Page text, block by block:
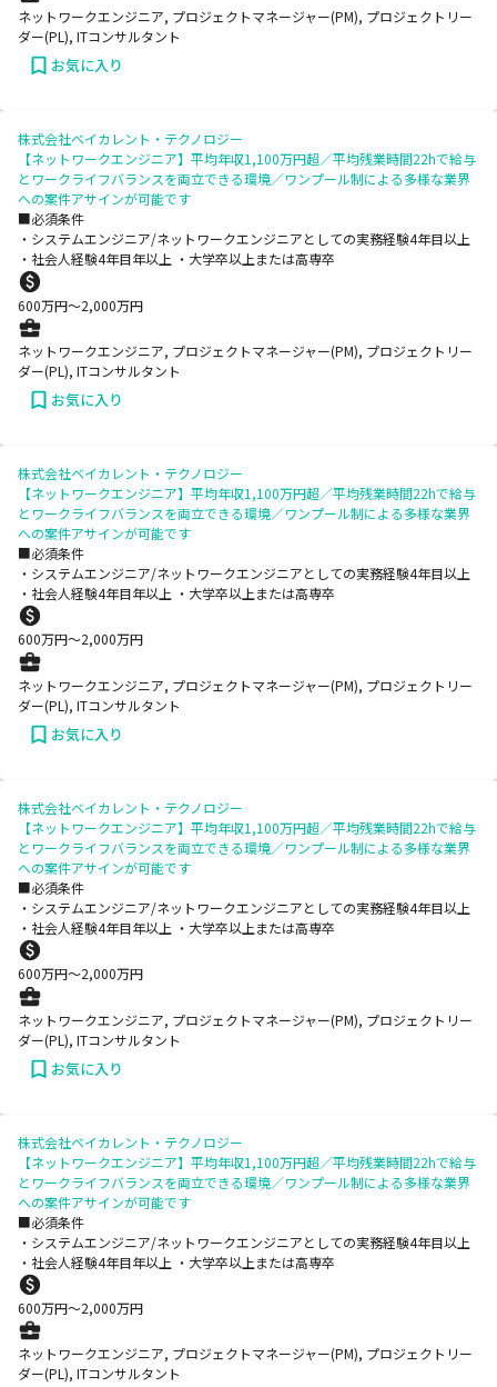
ネットワークエンジニア, プロジェクトマネージャー(PM), プロジェクトリー
ダー(PL), ITコンサルタント
お気に入り
株式会社ベイカレント・テクノロジー
【ネットワークエンジニア】平均年収1,100万円超／平均残業時間22hで給与
とワークライフバランスを両立できる環境／ワンプール制による多様な業界
への案件アサインが可能です
■必須条件
・システムエンジニア/ネットワークエンジニアとしての実務経験4年目以上
・社会人経験4年目年以上 ・大学卒以上または高専卒
600万円〜2,000万円
ネットワークエンジニア, プロジェクトマネージャー(PM), プロジェクトリー
ダー(PL), ITコンサルタント
お気に入り
株式会社ベイカレント・テクノロジー
【ネットワークエンジニア】平均年収1,100万円超／平均残業時間22hで給与
とワークライフバランスを両立できる環境／ワンプール制による多様な業界
への案件アサインが可能です
■必須条件
・システムエンジニア/ネットワークエンジニアとしての実務経験4年目以上
・社会人経験4年目年以上 ・大学卒以上または高専卒
600万円〜2,000万円
ネットワークエンジニア, プロジェクトマネージャー(PM), プロジェクトリー
ダー(PL), ITコンサルタント
お気に入り
株式会社ベイカレント・テクノロジー
【ネットワークエンジニア】平均年収1,100万円超／平均残業時間22hで給与
とワークライフバランスを両立できる環境／ワンプール制による多様な業界
への案件アサインが可能です
■必須条件
・システムエンジニア/ネットワークエンジニアとしての実務経験4年目以上
・社会人経験4年目年以上 ・大学卒以上または高専卒
600万円〜2,000万円
ネットワークエンジニア, プロジェクトマネージャー(PM), プロジェクトリー
ダー(PL), ITコンサルタント
お気に入り
株式会社ベイカレント・テクノロジー
【ネットワークエンジニア】平均年収1,100万円超／平均残業時間22hで給与
とワークライフバランスを両立できる環境／ワンプール制による多様な業界
への案件アサインが可能です
■必須条件
・システムエンジニア/ネットワークエンジニアとしての実務経験4年目以上
・社会人経験4年目年以上 ・大学卒以上または高専卒
600万円〜2,000万円
ネットワークエンジニア, プロジェクトマネージャー(PM), プロジェクトリー
ダー(PL), ITコンサルタント